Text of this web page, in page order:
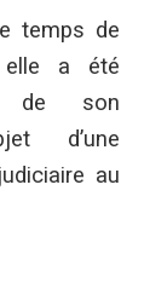
temps de
elle a été
de son
d’une
au